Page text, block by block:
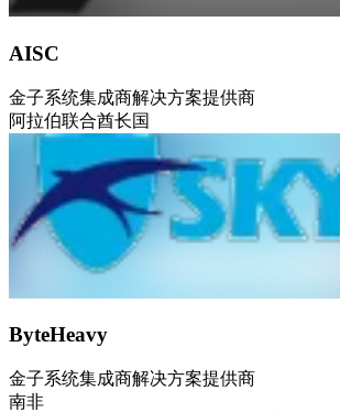
AISC
金子系统集成商解决方案提供商
阿拉伯联合酋长国
ByteHeavy
金子系统集成商解决方案提供商
南非